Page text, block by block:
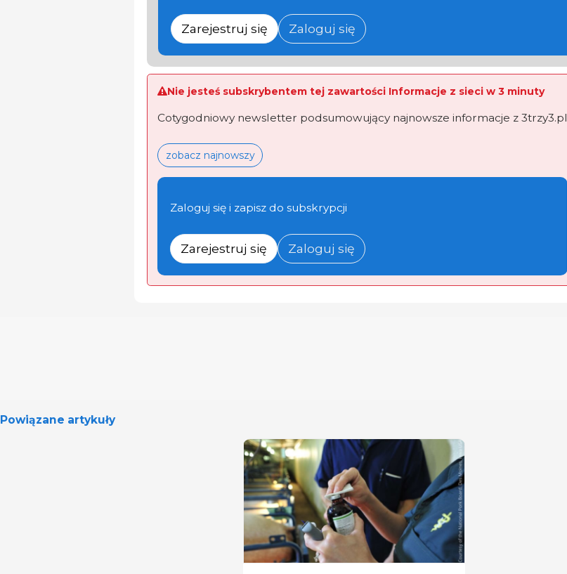
Zarejestruj się Zaloguj się
Nie jesteś subskrybentem tej zawartości Informacje z sieci w 3 minuty
Cotygodniowy newsletter podsumowujący najnowsze informacje z 3trzy3.pl
zobacz najnowszy
Zaloguj się i zapisz do subskrypcji
Zarejestruj się Zaloguj się
Powiązane artykuły